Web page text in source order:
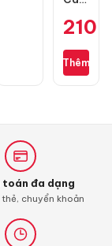
1
Scooter
10W30
Thêm
toán đa dạng
chuyển khoản